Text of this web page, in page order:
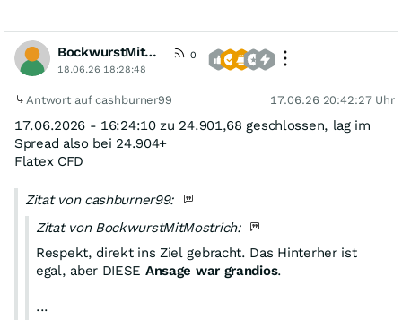
BockwurstMitMostrich
0
18.06.26 18:28:48
Antwort auf cashburner99 17.06.26 20:42:27 Uhr
17.06.2026 - 16:24:10 zu 24.901,68 geschlossen, lag im
Spread also bei 24.904+
Flatex CFD
Zitat von cashburner99:
Zitat von BockwurstMitMostrich:
Respekt, direkt ins Ziel gebracht. Das Hinterher ist
egal, aber DIESE Ansage war grandios.
...